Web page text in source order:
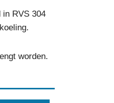
in RVS 304
worden.